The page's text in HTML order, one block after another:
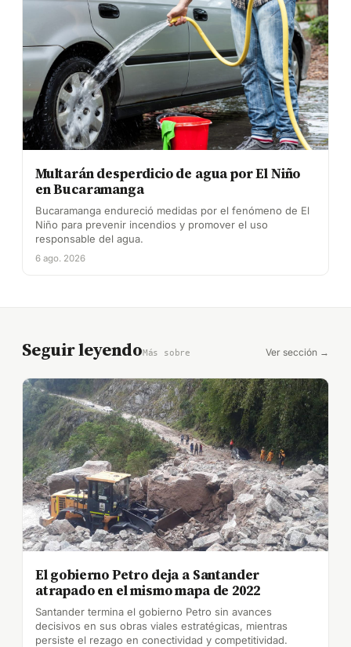
Multarán desperdicio de agua por El Niño
en Bucaramanga
Bucaramanga endureció medidas por el fenómeno de El
Niño para prevenir incendios y promover el uso
responsable del agua.
6 ago. 2026
Seguir leyendoMás sobre Ver sección →
El gobierno Petro deja a Santander
atrapado en el mismo mapa de 2022
Santander termina el gobierno Petro sin avances
decisivos en sus obras viales estratégicas, mientras
persiste el rezago en conectividad y competitividad.